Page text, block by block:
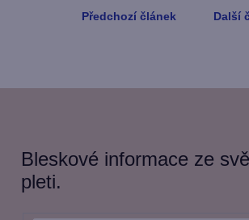
Předchozí článek Další
Bleskové informace ze
pleti.